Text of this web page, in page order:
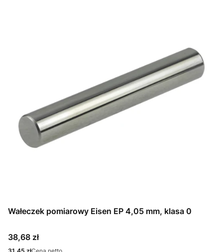
Wałeczek pomiarowy Eisen EP 4,05 mm, klasa 0
Cena
38,68 zł
Cena